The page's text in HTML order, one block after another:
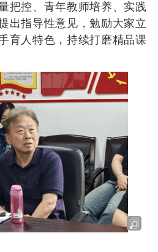
把控、青年教师培养、实践
出指导性意见，勉励大家立
育人特色，持续打磨精品课